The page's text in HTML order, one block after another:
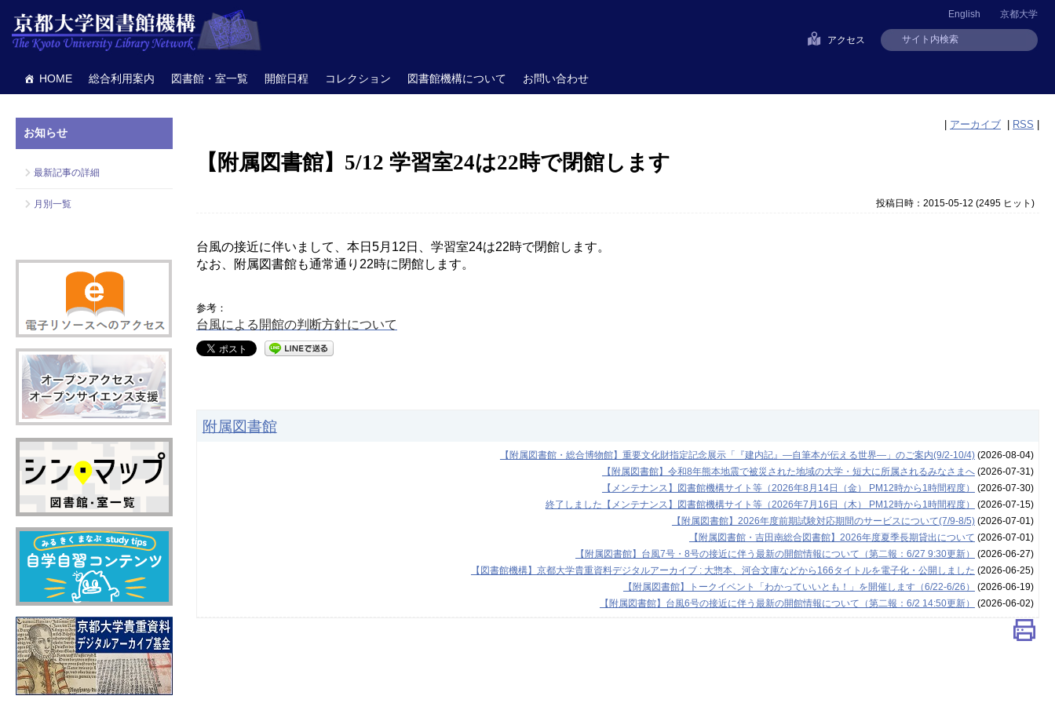
京都大学
English
アクセス
HOME 総合利用案内 図書館・室一覧 開館日程 コレクション 図書館機構について お問い合わせ
| アーカイブ | RSS |
【附属図書館】5/12 学習室24は22時で閉館します
投稿日時：2015-05-12 (2495 ヒット )
台風の接近に伴いまして、本日5月12日、学習室24は22時で閉館します。
なお、附属図書館も通常通り22時に閉館します。
参考：
台風による開館の判断方針について
附属図書館
【附属図書館・総合博物館】重要文化財指定記念展示「『建内記』―自筆本が伝える世界―」のご案内(9/2-10/4)(2026-08-04)
【附属図書館】令和8年熊本地震で被災された地域の大学・短大に所属されるみなさまへ(2026-07-31)
【メンテナンス】図書館機構サイト等（2026年8月14日（金） PM12時から1時間程度）
(2026-07-30)
終了しました【メンテナンス】図書館機構サイト等（2026年7月16日（木） PM12時から1時間程度）
(2026-07-15)
【附属図書館】2026年度前期試験対応期間のサービスについて(7/9-8/5)(2026-07-01)
【附属図書館・吉田南総合図書館】2026年度夏季長期貸出について (2026-07-01)
【附属図書館】台風7号・8号の接近に伴う最新の開館情報について（第二報：6/27 9:30更新）
(2026-06-27)
【図書館機構】京都大学貴重資料デジタルアーカイブ : 大惣本、河合文庫などから166タイトルを電子化・公開しました (2026-06-25)
【附属図書館】トークイベント「わかっていいとも！」を開催します（6/22-6/26）
(2026-06-19)
【附属図書館】台風6号の接近に伴う最新の開館情報について（第二報：6/2 14:50更新）
(2026-06-02)
お知らせ
最新記事の詳細
月別一覧